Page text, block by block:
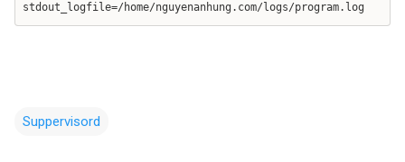
stdout_logfile=/home/nguyenanhung.com/logs/program.log
Suppervisord